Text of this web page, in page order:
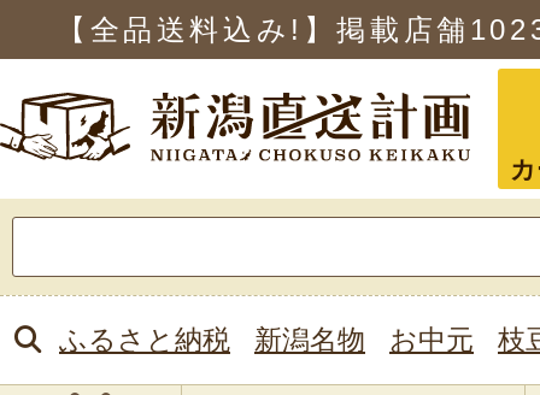
【全品送料込み!】掲載店舗
索:
ふるさと納税 新潟名物 お中元 枝